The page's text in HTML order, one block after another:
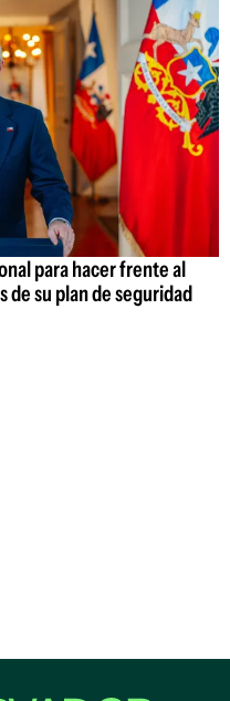
para hacer frente al
de su plan de seguridad